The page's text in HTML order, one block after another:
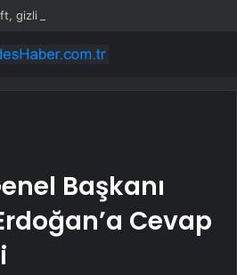
Başkanı
Cevap